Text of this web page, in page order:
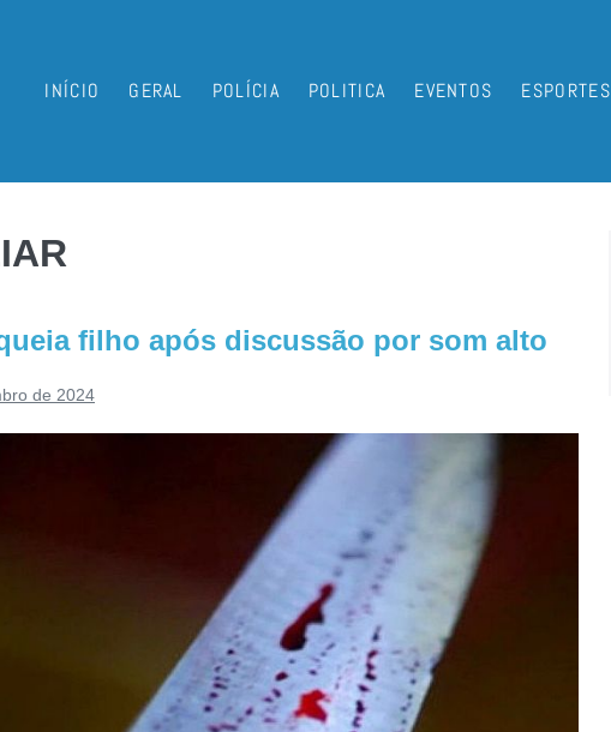
INÍCIO GERAL POLÍCIA POLITICA EVENTOS ESPORTES
filho após discussão por som alto
de 2024